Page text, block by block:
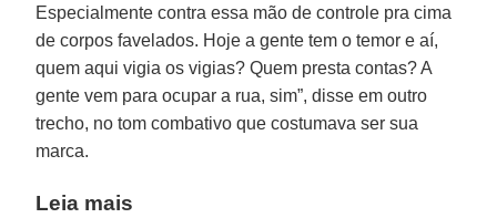
Especialmente contra essa mão de controle pra cima
de corpos favelados. Hoje a gente tem o temor e aí,
quem aqui vigia os vigias? Quem presta contas? A
gente vem para ocupar a rua, sim”, disse em outro
trecho, no tom combativo que costumava ser sua
marca.
Leia mais